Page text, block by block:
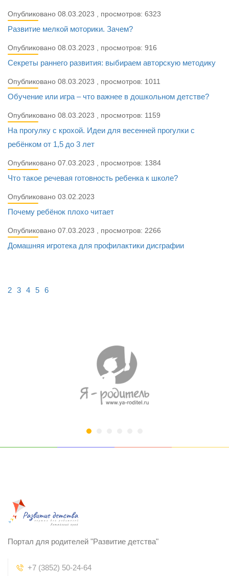
Опубликовано 08.03.2023 , просмотров: 6323
Развитие мелкой моторики. Зачем?
Опубликовано 08.03.2023 , просмотров: 916
Секреты раннего развития: выбираем авторскую методику
Опубликовано 08.03.2023 , просмотров: 1011
Обучение или игра – что важнее в дошкольном детстве?
Опубликовано 08.03.2023 , просмотров: 1159
На прогулку с крохой. Идеи для весенней прогулки с
ребёнком от 1,5 до 3 лет
Опубликовано 07.03.2023 , просмотров: 1384
Что такое речевая готовность ребенка к школе?
Опубликовано 03.02.2023
Почему ребёнок плохо читает
Опубликовано 07.03.2023 , просмотров: 2266
Домашняя игротека для профилактики дисграфии
2 3 4 5 6
Портал для родителей "Развитие детства"
+7 (3852) 50-24-64